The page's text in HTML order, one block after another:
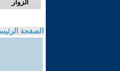
الزوار
الصفحة